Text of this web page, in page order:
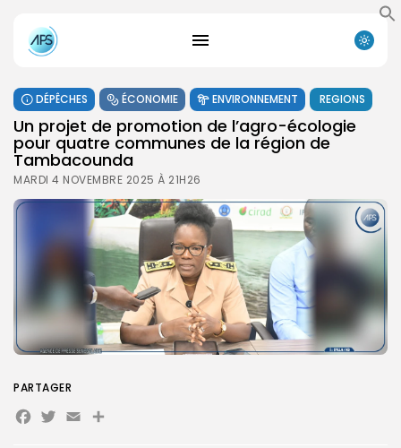
DÉPÊCHES ÉCONOMIE ENVIRONNEMENT REGIONS
Un projet de promotion de l’agro-écologie
pour quatre communes de la région de
Tambacounda
MARDI 4 NOVEMBRE 2025 À 21H26
PARTAGER
Facebook
Twitter
EmailPartager